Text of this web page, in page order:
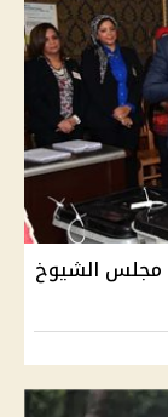
مجلس الشيوخ